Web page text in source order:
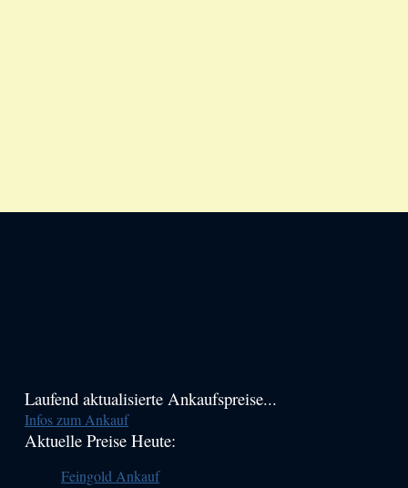
Haupt-
Sidebar
Laufend aktualisierte Ankaufspreise...
Infos zum Ankauf
Aktuelle Preise Heute:
Feingold Ankauf